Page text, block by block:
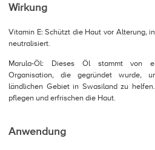
Wirkung
Vitamin E: Schützt die Haut vor Alterung,
neutralisiert.
Marula-Öl: Dieses Öl stammt von
Organisation, die gegründet wurde,
ländlichen Gebiet in Swasiland zu
pflegen und erfrischen die Haut.
Anwendung